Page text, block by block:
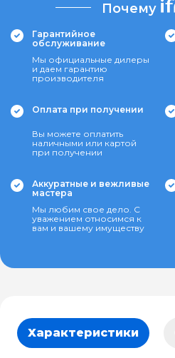
Почему
Гарантийное
обслуживание
Мы официальные дилеры
и даем гарантию
производителя
Оплата при получении
Вы можете оплатить
наличными или картой
при получении
Аккуратные и вежливые
мастера
Мы любим свое дело. С
уважением относимся к
вам и вашему имуществу
Характеристики